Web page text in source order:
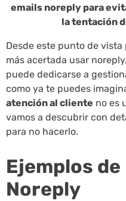
emails noreply para
la tentación
Desde este punto de
más acertada usar
puede dedicarse a
como ya te puedes
atención al cliente no es
vamos a descubrir con
para no hacerlo.
Ejemplos de
Noreply